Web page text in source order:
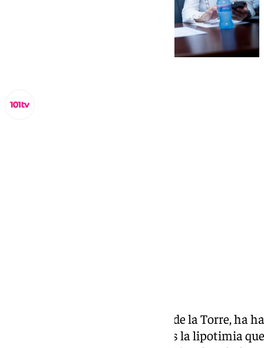
El alcalde de Málaga, Francisco de la Torre, ha
últimos problemas de salud tras la lipotimia